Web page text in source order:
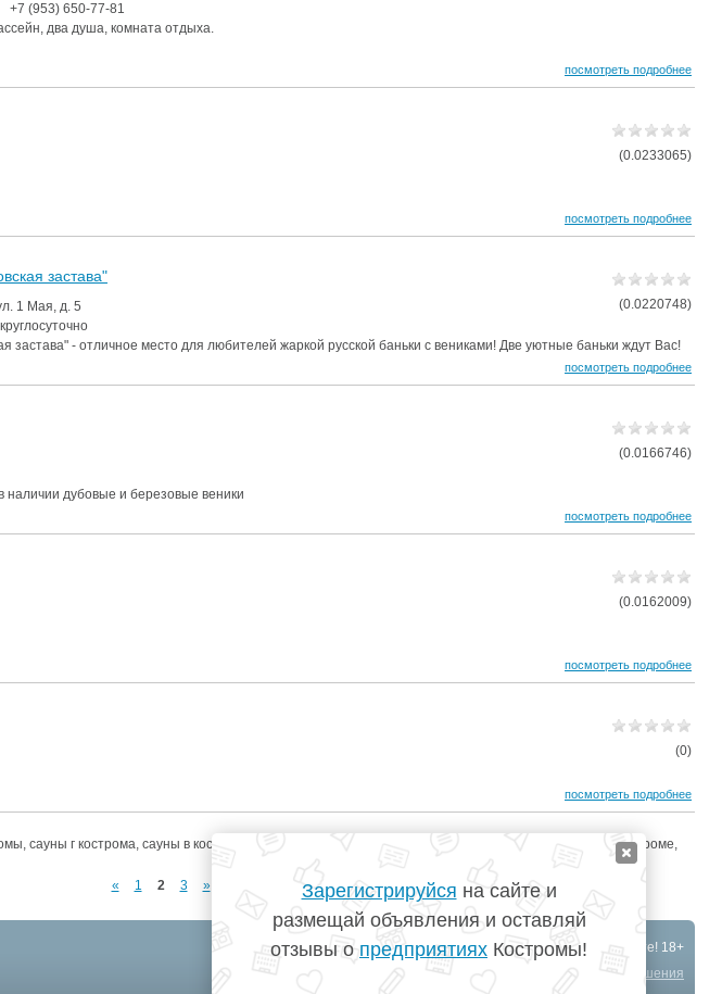
+7 (953) 650-77-81
два душа, комната отдыха.
посмотреть подробнее
(0.0233065)
посмотреть подробнее
(0.0220748)
застава"
1 Мая, д. 5
круглосуточно
застава" - отличное место для любителей жаркой русской баньки с вениками! Две уютные баньки ждут Вас!
посмотреть подробнее
(0.0166746)
наличии дубовые и березовые веники
посмотреть подробнее
(0.0162009)
посмотреть подробнее
(0)
посмотреть подробнее
сауны г кострома, сауны в костроме стоимость, сауны в костроме цены, баня кострома, бани в костроме,
«
1 2 3 »
©TopKostroma.ru- Кострома на одном сайте! 18+
Создание сайта
АйТи Решения
Зарегистрируйся на сайте и
размещай объявления и оставляй
отзывы о предприятиях Костромы!